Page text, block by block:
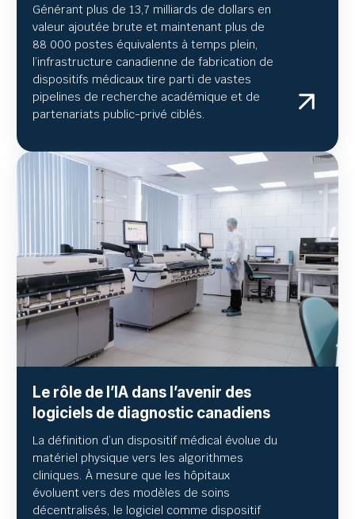
Générant plus de 13,7 milliards de dollars en
valeur ajoutée brute et maintenant plus de
88 000 postes équivalents à temps plein,
l’infrastructure canadienne de fabrication de
dispositifs médicaux tire parti de vastes
pipelines de recherche académique et de
partenariats public-privé ciblés.
Le rôle de l’IA dans l’avenir des
logiciels de diagnostic canadiens
La définition d’un dispositif médical évolue du
matériel physique vers les algorithmes
cliniques. À mesure que les hôpitaux
évoluent vers des modèles de soins
décentralisés, le logiciel comme dispositif